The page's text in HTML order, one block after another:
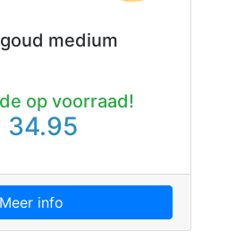
medium
op voorraad!
34.95
Meer info